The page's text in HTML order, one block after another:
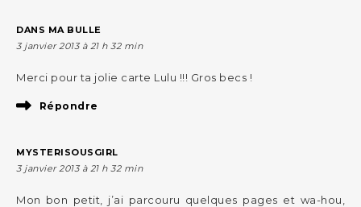
DANS MA BULLE
3 janvier 2013 à 21 h 32 min
Merci pour ta jolie carte Lulu !!! Gros becs !
Répondre
MYSTERISOUSGIRL
3 janvier 2013 à 21 h 32 min
Mon bon petit, j’ai parcouru quelques pages et wa-hou,